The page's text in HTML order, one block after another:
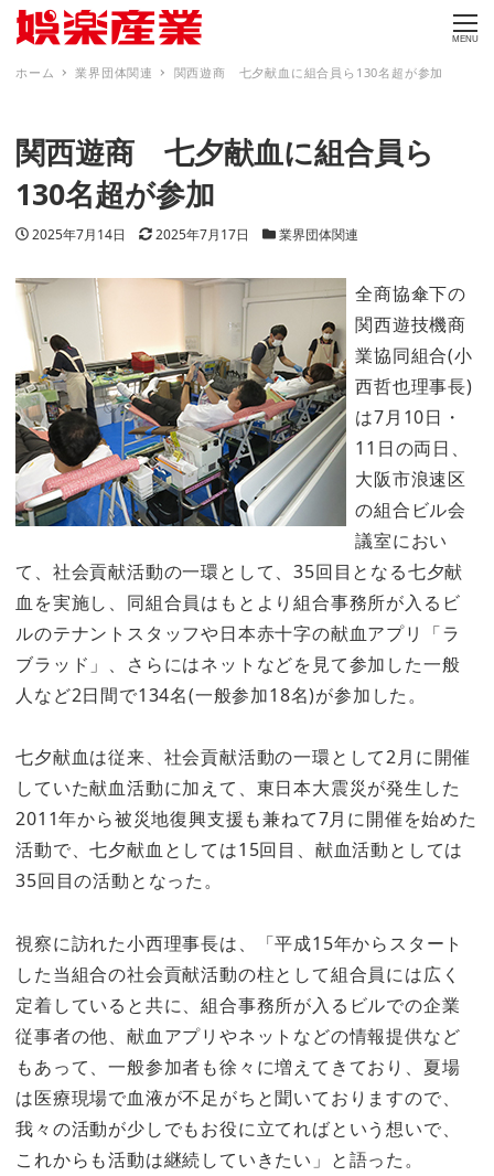
MENU
ホーム 業界団体関連 関西遊商 七夕献血に組合員ら130名超が参加
関西遊商 七夕献血に組合員ら
130名超が参加
投稿日
2025年7月14日 更新日
2025年7月17日 カテゴリー
業界団体関連
全商協傘下の
関西遊技機商
業協同組合(小
西哲也理事長)
は7月10日・
11日の両日、
大阪市浪速区
の組合ビル会
議室におい
て、社会貢献活動の一環として、35回目となる七夕献
血を実施し、同組合員はもとより組合事務所が入るビ
ルのテナントスタッフや日本赤十字の献血アプリ「ラ
ブラッド」、さらにはネットなどを見て参加した一般
人など2日間で134名(一般参加18名)が参加した。
七夕献血は従来、社会貢献活動の一環として2月に開催
していた献血活動に加えて、東日本大震災が発生した
2011年から被災地復興支援も兼ねて7月に開催を始めた
活動で、七夕献血としては15回目、献血活動としては
35回目の活動となった。
視察に訪れた小西理事長は、「平成15年からスタート
した当組合の社会貢献活動の柱として組合員には広く
定着していると共に、組合事務所が入るビルでの企業
従事者の他、献血アプリやネットなどの情報提供など
もあって、一般参加者も徐々に増えてきており、夏場
は医療現場で血液が不足がちと聞いておりますので、
我々の活動が少しでもお役に立てればという想いで、
これからも活動は継続していきたい」と語った。